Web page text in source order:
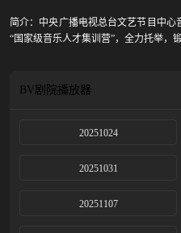
简介： 中央广播电视总台文艺节目中心
“国家级音乐人才集训营”，全力托举，锻
BV剧院播放器
20251024
20251031
20251107